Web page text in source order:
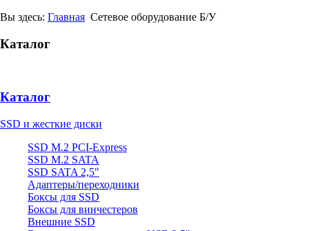
Вы здесь: Главная Сетевое оборудование Б/У
Каталог
Каталог
SSD и жесткие диски
SSD M.2 PCI-Express
SSD M.2 SATA
SSD SATA 2,5"
Адаптеры/переходники
Боксы для SSD
Боксы для винчестеров
Внешние SSD